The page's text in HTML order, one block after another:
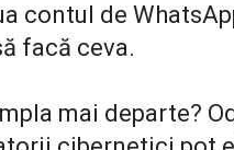
contul de
facă ceva.
mai departe?